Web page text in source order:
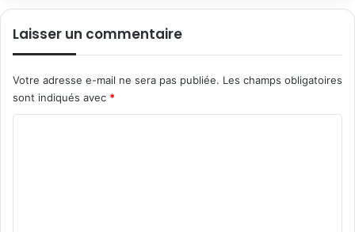
Laisser un commentaire
Votre adresse e-mail ne sera pas publiée. Les champs obligatoires
sont indiqués avec *